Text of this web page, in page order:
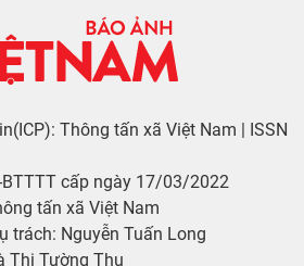
Thông tấn xã Việt Nam | ISSN
cấp ngày 17/03/2022
tấn xã Việt Nam
trách: Nguyễn Tuấn Long
Thị Tường Thu